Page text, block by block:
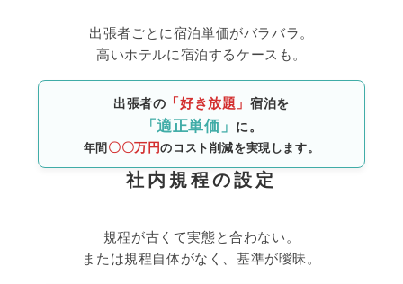
出張者ごとに宿泊単価がバラバラ。
高いホテルに宿泊するケースも。
出張者の 「好き放題」宿泊を
「適正単価」 に。
年間〇〇万円のコスト削減を実現します。
社内規程の設定
規程が古くて実態と合わない。
または規程自体がなく、基準が曖昧。